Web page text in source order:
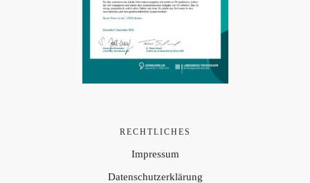
RECHTLICHES
Impressum
Datenschutzerklärung